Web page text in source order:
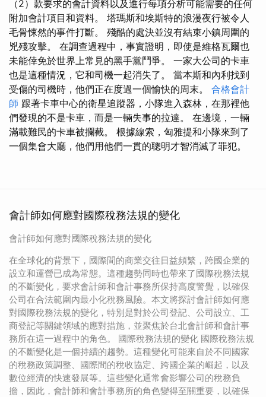
（2）款要求的會計資料以及進行每項分析可能需要的任何
附加會計項目和資料。 塔瑪斯和埃斯特的浪漫夜行被令人
毛骨悚然的事件打斷。 殘酷的處決並沒有結束小鎮周圍的
兇殘攻擊。 在調查過程中，事實證明，即使是維格瓦爾也
未能倖免於世界上常見的黑手黨鬥爭。 一家大公司的卡車
也是這種情況，它和司機一起消失了。 當本斯和內利找到
受傷的司機時，他們正在度過一個愉快的周末。 合格會計
師 跟著卡車中心的衛星追蹤器，小隊進入森林，在那裡他
們發現的不是卡車，而是一輛失事的拉達。 在邊境，一輛
滿載難民的卡車被攔截。 根據線索，匈雅提和小隊來到了
一個集會大廳，他們用他們一貫的聰明才智消滅了罪犯。
會計師如何應對國際稅務法規的變化
會計師如何應對國際稅務法規的變化
在全球化的背景下，國際間的商業交往日益頻繁，跨國企業的
設立和運營已成為常態。這種趨勢同時也帶來了國際稅務法規
的不斷變化，要求會計師和會計事務所保持高度警覺，以確保
公司在合法範圍內最小化稅務風險。本文將探討會計師如何應
對國際稅務法規的變化，特別是對於公司登記、公司設立、工
商登記等關鍵領域的應對措施，並聚焦於台北會計師和會計事
務所在這一過程中的角色。 國際稅務法規的變化 國際稅務法規
的不斷變化是一個持續的趨勢。這種變化可能來自於不同國家
的稅務政策調整、國際間的稅收協定、跨國企業的崛起，以及
數位經濟的快速發展等。這些變化通常會影響公司的稅務負
擔，因此，會計師和會計事務所的角色變得至關重要，以確保